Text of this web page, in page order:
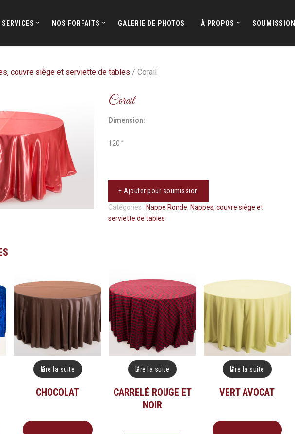
SERVICES NOS FORFAITS GALERIE DE PHOTOS À PROPOS SOUMISSION
couvre siège et serviette de tables / Corail
Corail
Dimension:
120 ’’
+ Ajouter pour soumission
Catégories : Nappe Ronde, Nappes, couvre siège et
serviette de tables
Lire la suite
CHOCOLAT
Lire la suite
CARRELÉ ROUGE ET
NOIR
Lire la suite
VERT AVOCAT